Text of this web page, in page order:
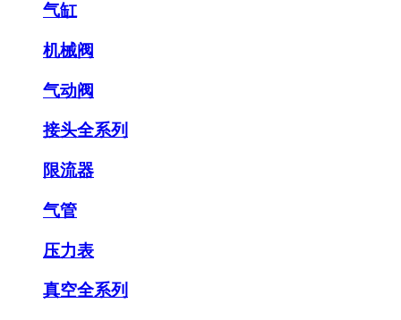
气缸
机械阀
气动阀
接头全系列
限流器
气管
压力表
真空全系列